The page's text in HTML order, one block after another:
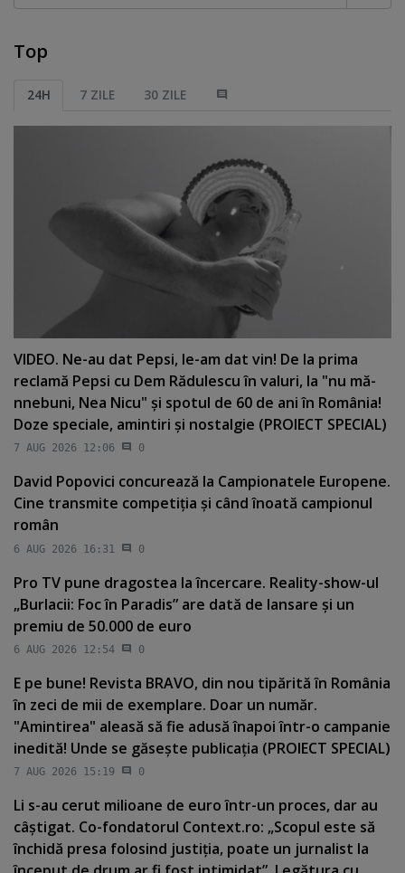
Top
24H 7 ZILE 30 ZILE
VIDEO. Ne-au dat Pepsi, le-am dat vin! De la prima
reclamă Pepsi cu Dem Rădulescu în valuri, la "nu mă-
nnebuni, Nea Nicu" şi spotul de 60 de ani în România!
Doze speciale, amintiri şi nostalgie (PROIECT SPECIAL)
7 AUG 2026 12:06 0
David Popovici concurează la Campionatele Europene.
Cine transmite competiţia şi când înoată campionul
român
6 AUG 2026 16:31 0
Pro TV pune dragostea la încercare. Reality-show-ul
„Burlacii: Foc în Paradis” are dată de lansare şi un
premiu de 50.000 de euro
6 AUG 2026 12:54 0
E pe bune! Revista BRAVO, din nou tipărită în România
în zeci de mii de exemplare. Doar un număr.
"Amintirea" aleasă să fie adusă înapoi într-o campanie
inedită! Unde se găseşte publicaţia (PROIECT SPECIAL)
7 AUG 2026 15:19 0
Li s-au cerut milioane de euro într-un proces, dar au
câştigat. Co-fondatorul Context.ro: „Scopul este să
închidă presa folosind justiţia, poate un jurnalist la